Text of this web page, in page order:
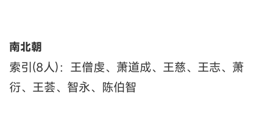
南北朝
索引(8人)：王僧虔、萧道成、王慈、王志、萧
衍、王荟、智永、陈伯智